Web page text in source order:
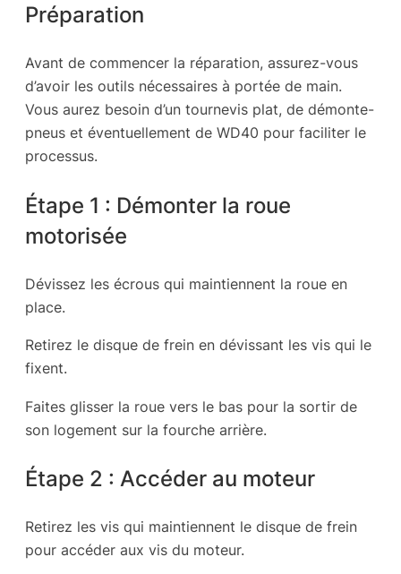
Préparation
Avant de commencer la réparation, assurez-vous
d’avoir les outils nécessaires à portée de main.
Vous aurez besoin d’un tournevis plat, de démonte-
pneus et éventuellement de WD40 pour faciliter le
processus.
Étape 1 : Démonter la roue
motorisée
Dévissez les écrous qui maintiennent la roue en
place.
Retirez le disque de frein en dévissant les vis qui le
fixent.
Faites glisser la roue vers le bas pour la sortir de
son logement sur la fourche arrière.
Étape 2 : Accéder au moteur
Retirez les vis qui maintiennent le disque de frein
pour accéder aux vis du moteur.